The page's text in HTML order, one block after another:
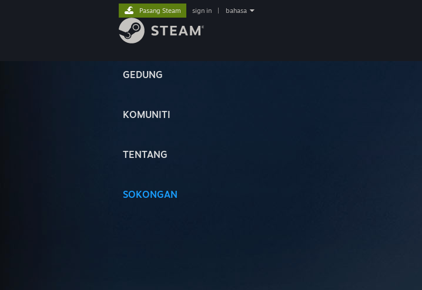
GEDUNG
KOMUNITI
TENTANG
SOKONGAN
Pasang Steam sign in bahasa